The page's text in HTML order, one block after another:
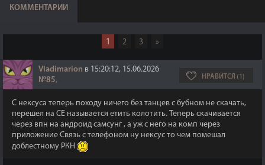
КОММЕНТАРИИ
1 2 3 »
Vladimarion в 15:20:12, 15.06.2026
№85, НРАВИТСЯ (1)
С нексуса теперь походу ничего без танцев с бубном не скачать,
перешел на СЕ называется етить колотить. Теперь скачивается
через впн на андроид самсунг , а уж с него на комп через
приложение Связь с телефоном ну нексус то чем помешал
доблестному РКН